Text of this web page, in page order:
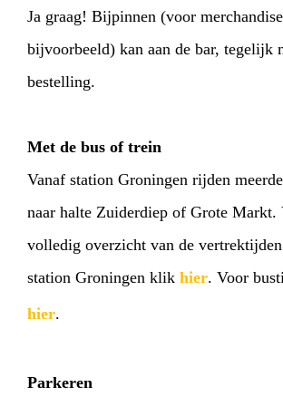
Ja graag! Bijpinnen (voor merchandise
bijvoorbeeld) kan aan de bar, tegelijk
bestelling.
Met de bus of trein
Vanaf station Groningen rijden
naar halte Zuiderdiep of Grote Markt.
volledig overzicht van de
station Groningen klik hier. Voor
hier.
Parkeren